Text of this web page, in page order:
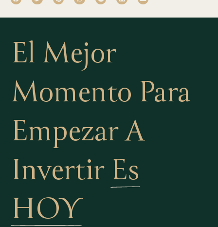
El Mejor
Momento Para
Empezar A
Invertir Es
HOY